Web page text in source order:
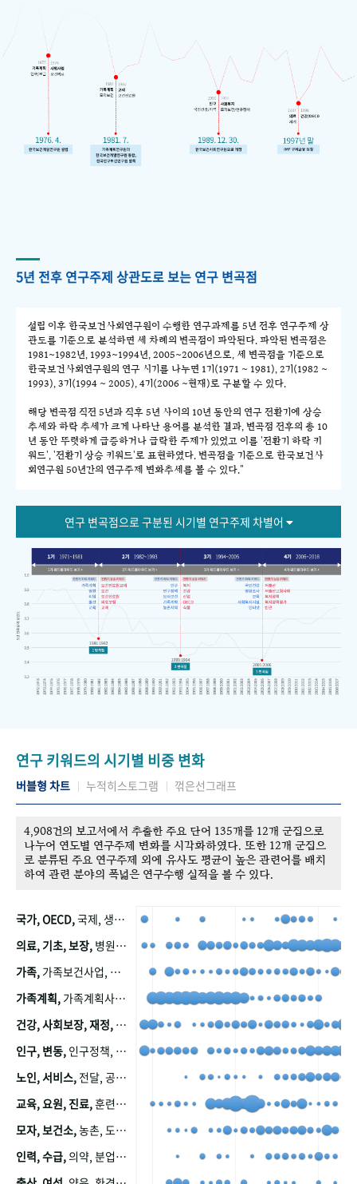
5년 전후 연구주제 상관도로 보는 연구 변곡점
설립 이후 한국보건사회연구원이 수행한 연구과제를 5년 전후 연구주제 상
관도를 기준으로 분석하면 세 차례의 변곡점이 파악된다. 파악된 변곡점은
1981~1982년, 1993~1994년, 2005~2006년으로, 세 변곡점을 기준으로
한국보건사회연구원의 연구 시기를 나누면 1기(1971 ~ 1981), 2기(1982 ~
1993), 3기(1994 ~ 2005), 4기(2006 ~현재)로 구분할 수 있다.
해당 변곡점 직전 5년과 직후 5년 사이의 10년 동안의 연구 전환기에 상승
추세와 하락 추세가 크게 나타난 용어를 분석한 결과, 변곡점 전후의 총 10
년 동안 뚜렷하게 급증하거나 급락한 주제가 있었고 이를 '전환기 하락 키
워드', '전환기 상승 키워드'로 표현하였다. 변곡점을 기준으로 한국보건사
회연구원 50년간의 연구주제 변화추세를 볼 수 있다."
연구 변곡점으로 구분된 시기별 연구주제 차별어
연구 키워드의 시기별 비중 변화
버블형 차트 누적히스토그램 꺾은선그래프
4,908건의 보고서에서 추출한 주요 단어 135개를 12개 군집으로
나누어 연도별 연구주제 변화를 시각화하였다. 또한 12개 군집으
로 분류된 주요 연구주제 외에 유사도 평균이 높은 관련어를 배치
하여 관련 분야의 폭넓은 연구수행 실적을 볼 수 있다.
국가, OECD,국제, 생산, 아시아, 태평양, 태평양지역, 참가
의료, 기초, 보장, 병원, 가정, 연금, 연계, 공적, 일본, 생활, 국민기초생활보장제도, 국민연금, 기금, 저소득층, 근로, 자활, 급여, 환자, 의료비, 모니터링, 한국복지패널, 소득, 지표, 빈곤, 노후, 장애인
가족, 가족보건사업, 산업, 친화, 전국, 출산력
가족계획, 가족계획사업, 가족계획사업평가, 한국가족계획사업, 피임, 보급, 부인, 자궁, 피임약
건강, 사회보장, 재정,
인구, 변동, 인구정책, 저출산, 고령사회, 고령화, 이동, 남북한, 지방자치단체, 컨설팅, 복지정책평가, 집, 사회개발
노인, 서비스, 전달, 공공, 보육, 수요, 공급, 사회서비스, 데이터, 보호, 요양, 아동, 예방, 청소년, 효율, 자원
교육, 요원, 진료,훈련, 보건요원, 마을, 마을건강사업, 보조원, 진료원, 보건진료원, 보건진료원교재
모자, 보건소,농촌, 도시, 금연, 농촌지역, 모자보건사업
인력, 수급,의약, 분업, 식품, 의약품, 의사, 안전